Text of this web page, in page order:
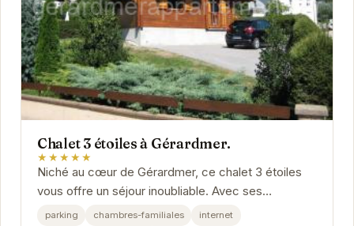
Chalet 3 étoiles à Gérardmer.
★★★★★
Niché au cœur de Gérardmer, ce chalet 3 étoiles
vous offre un séjour inoubliable. Avec ses
équipements modernes et son ambiance
parking chambres-familiales
internet